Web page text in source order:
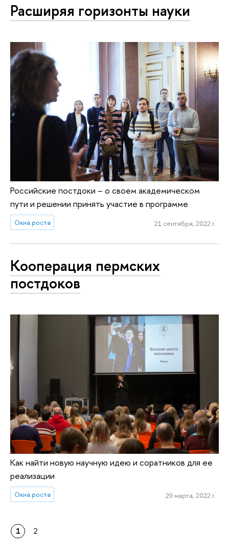
Расширяя горизонты науки
Российские постдоки – о своем академическом
пути и решении принять участие в программе
Окна роста 21 сентября, 2022 г.
Кооперация пермских
постдоков
Как найти новую научную идею и соратников для ее
реализации
Окна роста 29 марта, 2022 г.
1 2